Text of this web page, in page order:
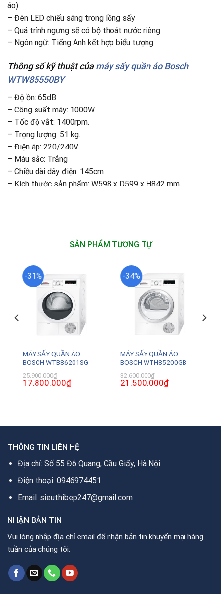
áo).
– Đèn LED chiếu sáng trong lồng sấy
– Quá trình ngưng sẽ có bộ thoát nước riêng.
– Ngôn ngữ: Tiếng Anh kết hợp biểu tượng.
Thông số kỹ thuậtcủamáy sấy quần áo Bosch
WTW85550BY
– Độ ồn: 65dB
– Công suất máy: 1000W.
– Tốc độ vắt: 1400rpm.
– Trọng lượng: 51 kg.
– Điện áp: 220/240V
– Màu sắc: Trắng
– Chiều dài dây điện: 145cm
– Kích thước sản phẩm: W598 x D599 x H842 mm
SẢN PHẨM TƯƠNG TỰ
-31%
MÁY SẤY QUẦN ÁO
BOSCH WTB86201SG
25.900.000₫
Giá
gốc
17.800.000₫Giá
hiện
-34%
MÁY SẤY QUẦN ÁO
BOSCH WTH85200GB
32.600.000₫
Giá
gốc
21.500.000₫Giá
hiện
THÔNG TIN LIÊN HỆ
Địa chỉ: Số 55 Đỗ Quang, Cầu Giấy, Hà Nội
Điện thoại: 0946974451
Email: sieuthibep247@gmail.com
NHẬN BẢN TIN
Vui lòng nhập địa chỉ email để nhận bản tin khuyến mại hàng
tuần của chúng tôi: